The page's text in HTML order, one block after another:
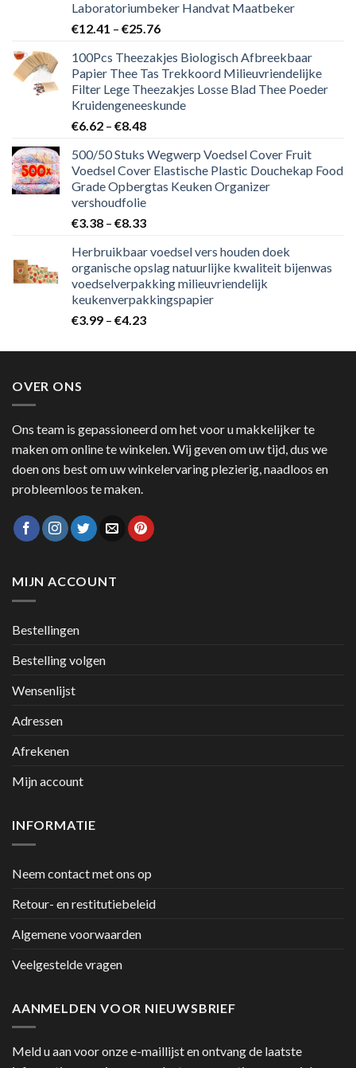
Laboratoriumbeker Handvat Maatbeker
€12.41 – €25.76
100Pcs Theezakjes Biologisch Afbreekbaar
Papier Thee Tas Trekkoord Milieuvriendelijke
Filter Lege Theezakjes Losse Blad Thee Poeder
Kruidengeneeskunde
€6.62 – €8.48
500/50 Stuks Wegwerp Voedsel Cover Fruit
Voedsel Cover Elastische Plastic Douchekap Food
Grade Opbergtas Keuken Organizer
vershoudfolie
€3.38 – €8.33
Herbruikbaar voedsel vers houden doek
organische opslag natuurlijke kwaliteit bijenwas
voedselverpakking milieuvriendelijk
keukenverpakkingspapier
€3.99 – €4.23
OVER ONS
Ons team is gepassioneerd om het voor u makkelijker te
maken om online te winkelen. Wij geven om uw tijd, dus we
doen ons best om uw winkelervaring plezierig, naadloos en
probleemloos te maken.
MIJN ACCOUNT
Bestellingen
Bestelling volgen
Wensenlijst
Adressen
Afrekenen
Mijn account
INFORMATIE
Neem contact met ons op
Retour- en restitutiebeleid
Algemene voorwaarden
Veelgestelde vragen
AANMELDEN VOOR NIEUWSBRIEF
Meld u aan voor onze e-maillijst en ontvang de laatste